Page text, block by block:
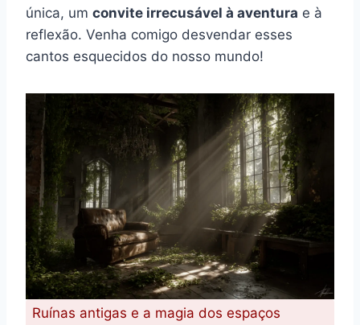
única, um convite irrecusável à aventura e à
reflexão. Venha comigo desvendar esses
cantos esquecidos do nosso mundo!
Ruínas antigas e a magia dos espaços